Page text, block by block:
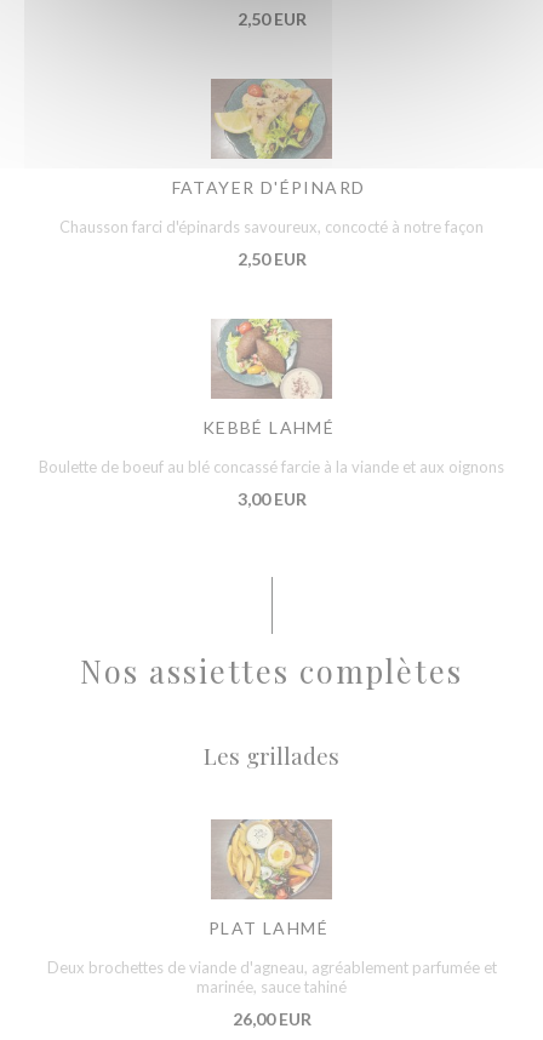
2,50 EUR
FATAYER D'ÉPINARD
Chausson farci d'épinards savoureux, concocté à notre façon
2,50 EUR
KEBBÉ LAHMÉ
Boulette de boeuf au blé concassé farcie à la viande et aux oignons
3,00 EUR
Nos assiettes complètes
Les grillades
PLAT LAHMÉ
Deux brochettes de viande d'agneau, agréablement parfumée et
marinée, sauce tahiné
26,00 EUR